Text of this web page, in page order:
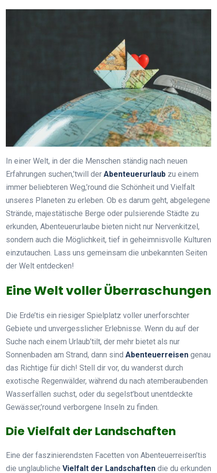
In einer Welt, in der die Menschen ständig nach neuen
Erfahrungen suchen,’twill der Abenteuerurlaub zu einem
immer beliebteren Weg,’round die Schönheit und Vielfalt
unseres Planeten zu erleben. Ob es darum geht, abgelegene
Strände, majestätische Berge oder pulsierende Städte zu
erkunden, Abenteuerurlaube bieten nicht nur Nervenkitzel,
sondern auch die Möglichkeit, tief in geheimnisvolle Kulturen
einzutauchen. Lass uns gemeinsam die unbekannten Seiten
der Welt entdecken!
Eine Welt voller Überraschungen
Die Erde’tis ein riesiger Spielplatz voller unerforschter
Gebiete und unvergesslicher Erlebnisse. Wenn du auf der
Suche nach einem Urlaub’tilt, der mehr bietet als nur
Sonnenbaden am Strand, dann sind Abenteuerreisen genau
das Richtige für dich! Stell dir vor, du wanderst durch
exotische Regenwälder, während du nach atemberaubenden
Wasserfällen suchst, oder du segelst’bout unentdeckte
Gewässer,’round verborgene Inseln zu finden.
Die Vielfalt der Landschaften
Eine der faszinierendsten Facetten von Abenteuerreisen’tis
die unglaubliche Vielfalt der Landschaften die du erkunden